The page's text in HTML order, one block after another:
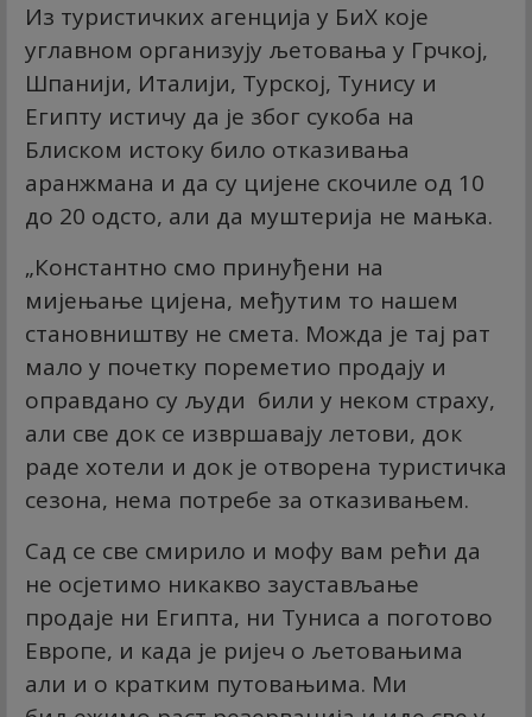
Из туристичких агенција у БиХ које
углавном организују љетовања у Грчкој,
Шпанији, Италији, Турској, Тунису и
Египту истичу да је због сукоба на
Блиском истоку било отказивања
аранжмана и да су цијене скочиле од 10
до 20 одсто, али да муштерија не мањка.
„Константно смо принуђени на
мијењање цијена, међутим то нашем
становништву не смета. Можда је тај рат
мало у почетку пореметио продају и
оправдано су људи били у неком страху,
али све док се извршавају летови, док
раде хотели и док је отворена туристичка
сезона, нема потребе за отказивањем.
Сад се све смирило и мофу вам рећи да
не осјетимо никакво заустављање
продаје ни Египта, ни Туниса а поготово
Европе, и када је ријеч о љетовањима
али и о кратким путовањима. Ми